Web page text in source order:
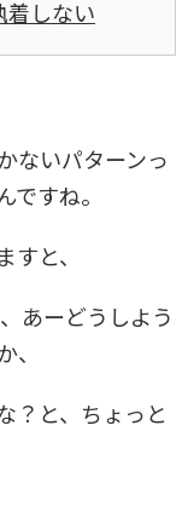
着しない
ないパターンっ
すね。
と、
あーどうしよう
？と、ちょっと